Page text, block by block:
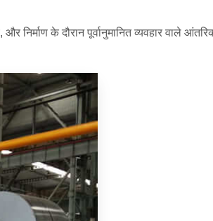
निर्माण के दौरान पूर्वानुमानित व्यवहार वाले